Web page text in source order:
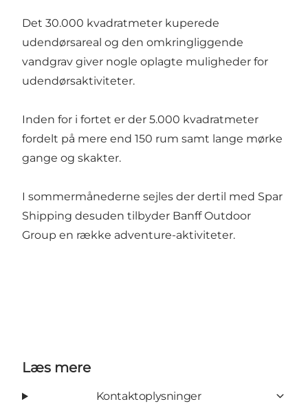
Det 30.000 kvadratmeter kuperede
udendørsareal og den omkringliggende
vandgrav giver nogle oplagte muligheder for
udendørsaktiviteter.
Inden for i fortet er der 5.000 kvadratmeter
fordelt på mere end 150 rum samt lange mørke
gange og skakter.
I sommermånederne sejles der dertil med Spar
Shipping desuden tilbyder Banff Outdoor
Group en række adventure-aktiviteter.
Læs mere
Kontaktoplysninger